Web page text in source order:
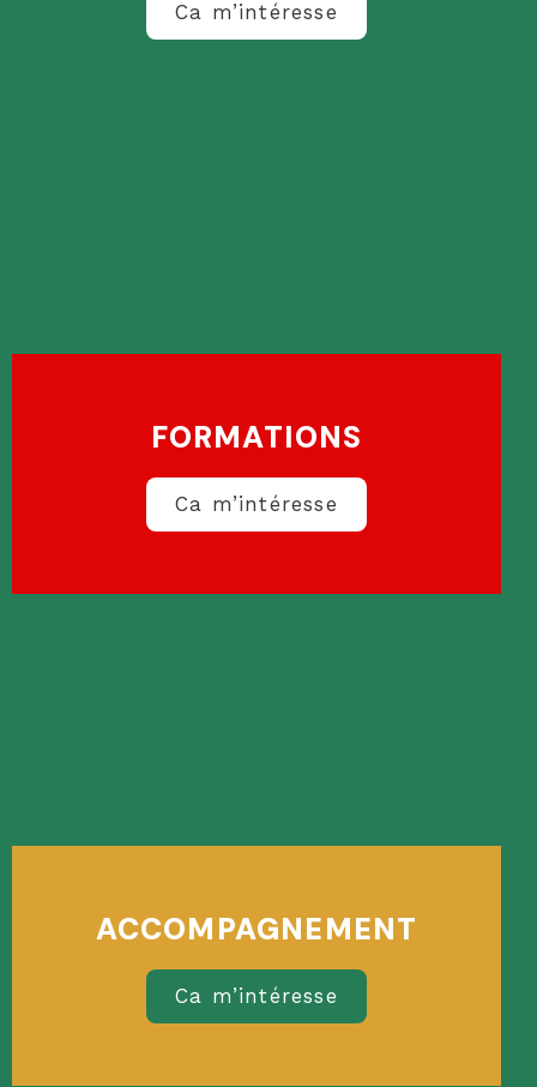
Ca m’intéresse
FORMATIONS
Ca m’intéresse
ACCOMPAGNEMENT
Ca m’intéresse